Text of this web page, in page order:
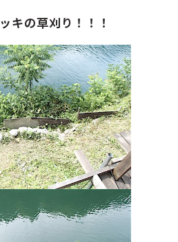
キの草刈り！！！